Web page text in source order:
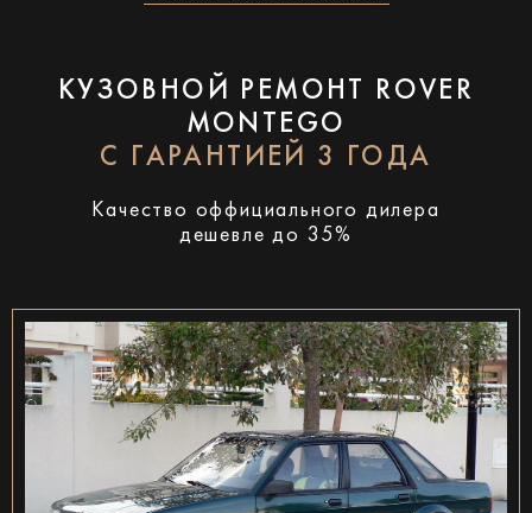
КУЗОВНОЙ РЕМОНТ ROVER
MONTEGO
С ГАРАНТИЕЙ 3 ГОДА
Качество оффициального дилера
дешевле до 35%